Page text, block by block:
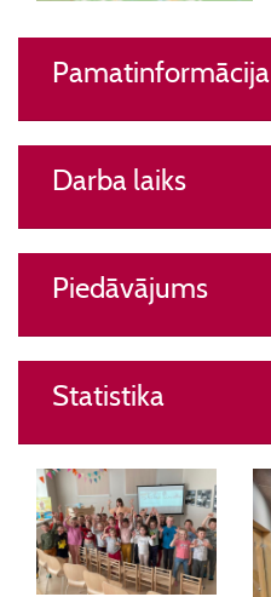
Pamatinformācija
Darba laiks
Piedāvājums
Statistika